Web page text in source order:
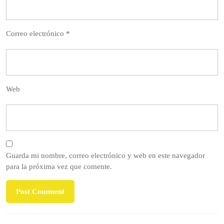
Correo electrónico *
Web
Guarda mi nombre, correo electrónico y web en este navegador
para la próxima vez que comente.